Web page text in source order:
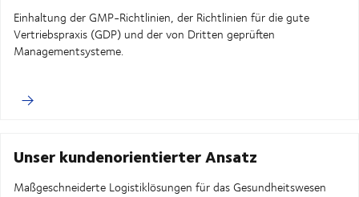
Einhaltung der GMP-Richtlinien, der Richtlinien für die gute
Vertriebspraxis (GDP) und der von Dritten geprüften
Managementsysteme.
Unser kundenorientierter Ansatz
Maßgeschneiderte Logistiklösungen für das Gesundheitswesen